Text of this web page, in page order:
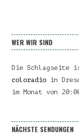
WER WIR SIND
Die Schlagseite
coloradio in
im Monat von
NÄCHSTE SENDUNGEN